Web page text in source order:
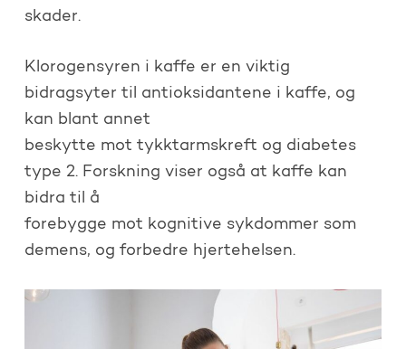
skader.
Klorogensyren i kaffe er en viktig
bidragsyter til antioksidantene i kaffe, og
kan blant annet
beskytte mot tykktarmskreft og diabetes
type 2. Forskning viser også at kaffe kan
bidra til å
forebygge mot kognitive sykdommer som
demens, og forbedre hjertehelsen.